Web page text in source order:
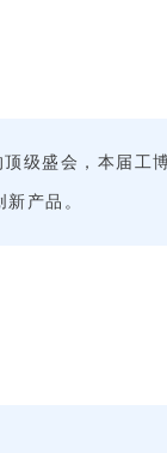
级盛会，本届工
产品。